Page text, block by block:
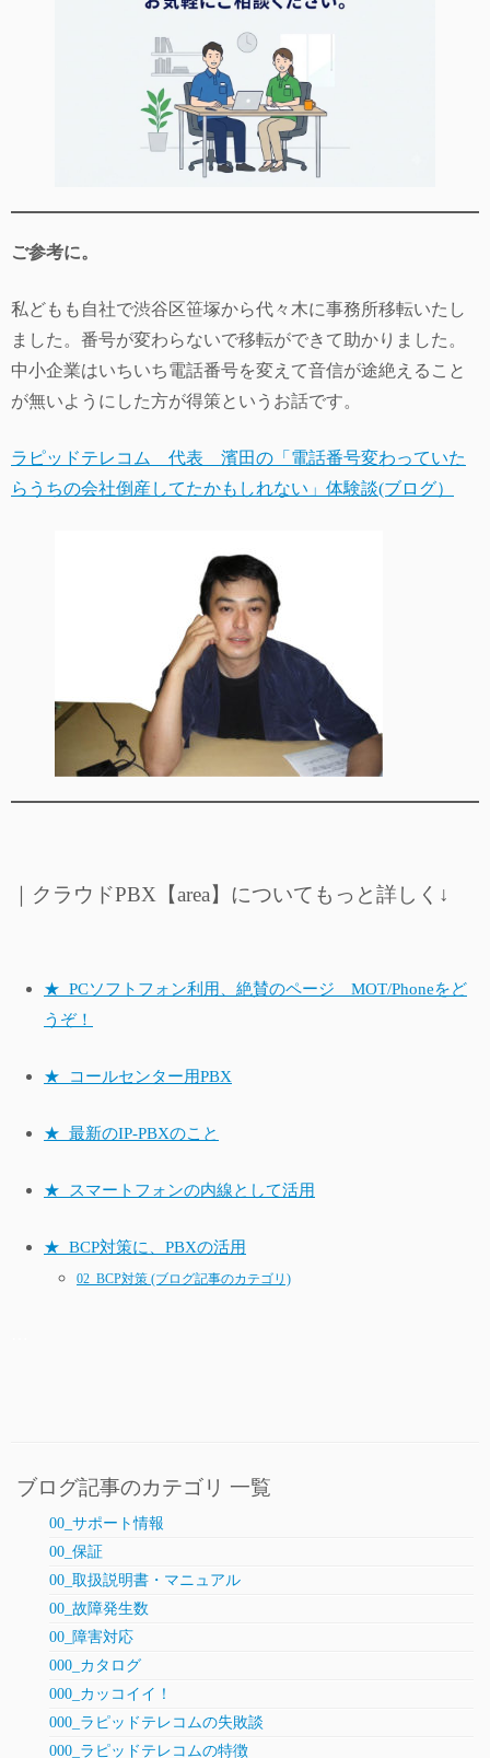
ご参考に。
私どもも自社で渋谷区笹塚から代々木に事務所移転いたし
ました。番号が変わらないで移転ができて助かりました。
中小企業はいちいち電話番号を変えて音信が途絶えること
が無いようにした方が得策というお話です。
ラピッドテレコム 代表 濱田の「電話番号変わっていた
らうちの会社倒産してたかもしれない」体験談(ブログ）
｜クラウドPBX【area】についてもっと詳しく↓
★_PCソフトフォン利用、絶賛のページ MOT/Phoneをど
うぞ！
★_コールセンター用PBX
★_最新のIP-PBXのこと
★_スマートフォンの内線として活用
★_BCP対策に、PBXの活用
02_BCP対策 (ブログ記事のカテゴリ)
ブログ記事のカテゴリ 一覧
00_サポート情報
00_保証
00_取扱説明書・マニュアル
00_故障発生数
00_障害対応
000_カタログ
000_カッコイイ！
000_ラピッドテレコムの失敗談
000_ラピッドテレコムの特徴